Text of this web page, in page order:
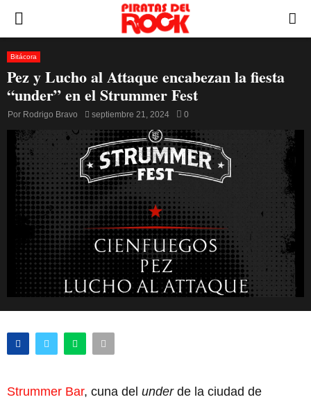
PRIMARY
MENU
Bitácora
Pez y Lucho al Attaque encabezan la fiesta
“under” en el Strummer Fest
Por Rodrigo Bravo septiembre 21, 2024 0
Strummer Bar, cuna del underde la ciudad de